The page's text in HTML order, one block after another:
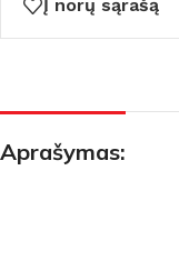
Į norų sąrašą
Aprašymas: